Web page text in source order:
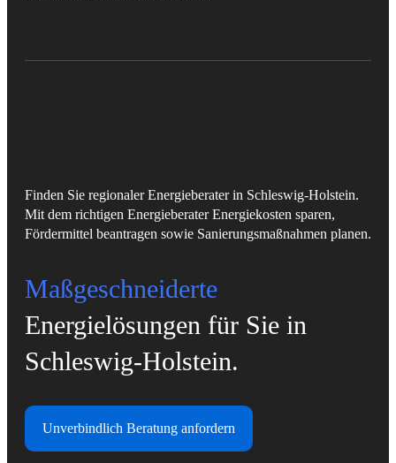
Finden Sie regionaler Energieberater in Schleswig-Holstein.
Mit dem richtigen Energieberater Energiekosten sparen,
Fördermittel beantragen sowie Sanierungsmaßnahmen planen.
Maßgeschneiderte
Energielösungen für Sie in
Schleswig-Holstein.
Unverbindlich Beratung anfordern